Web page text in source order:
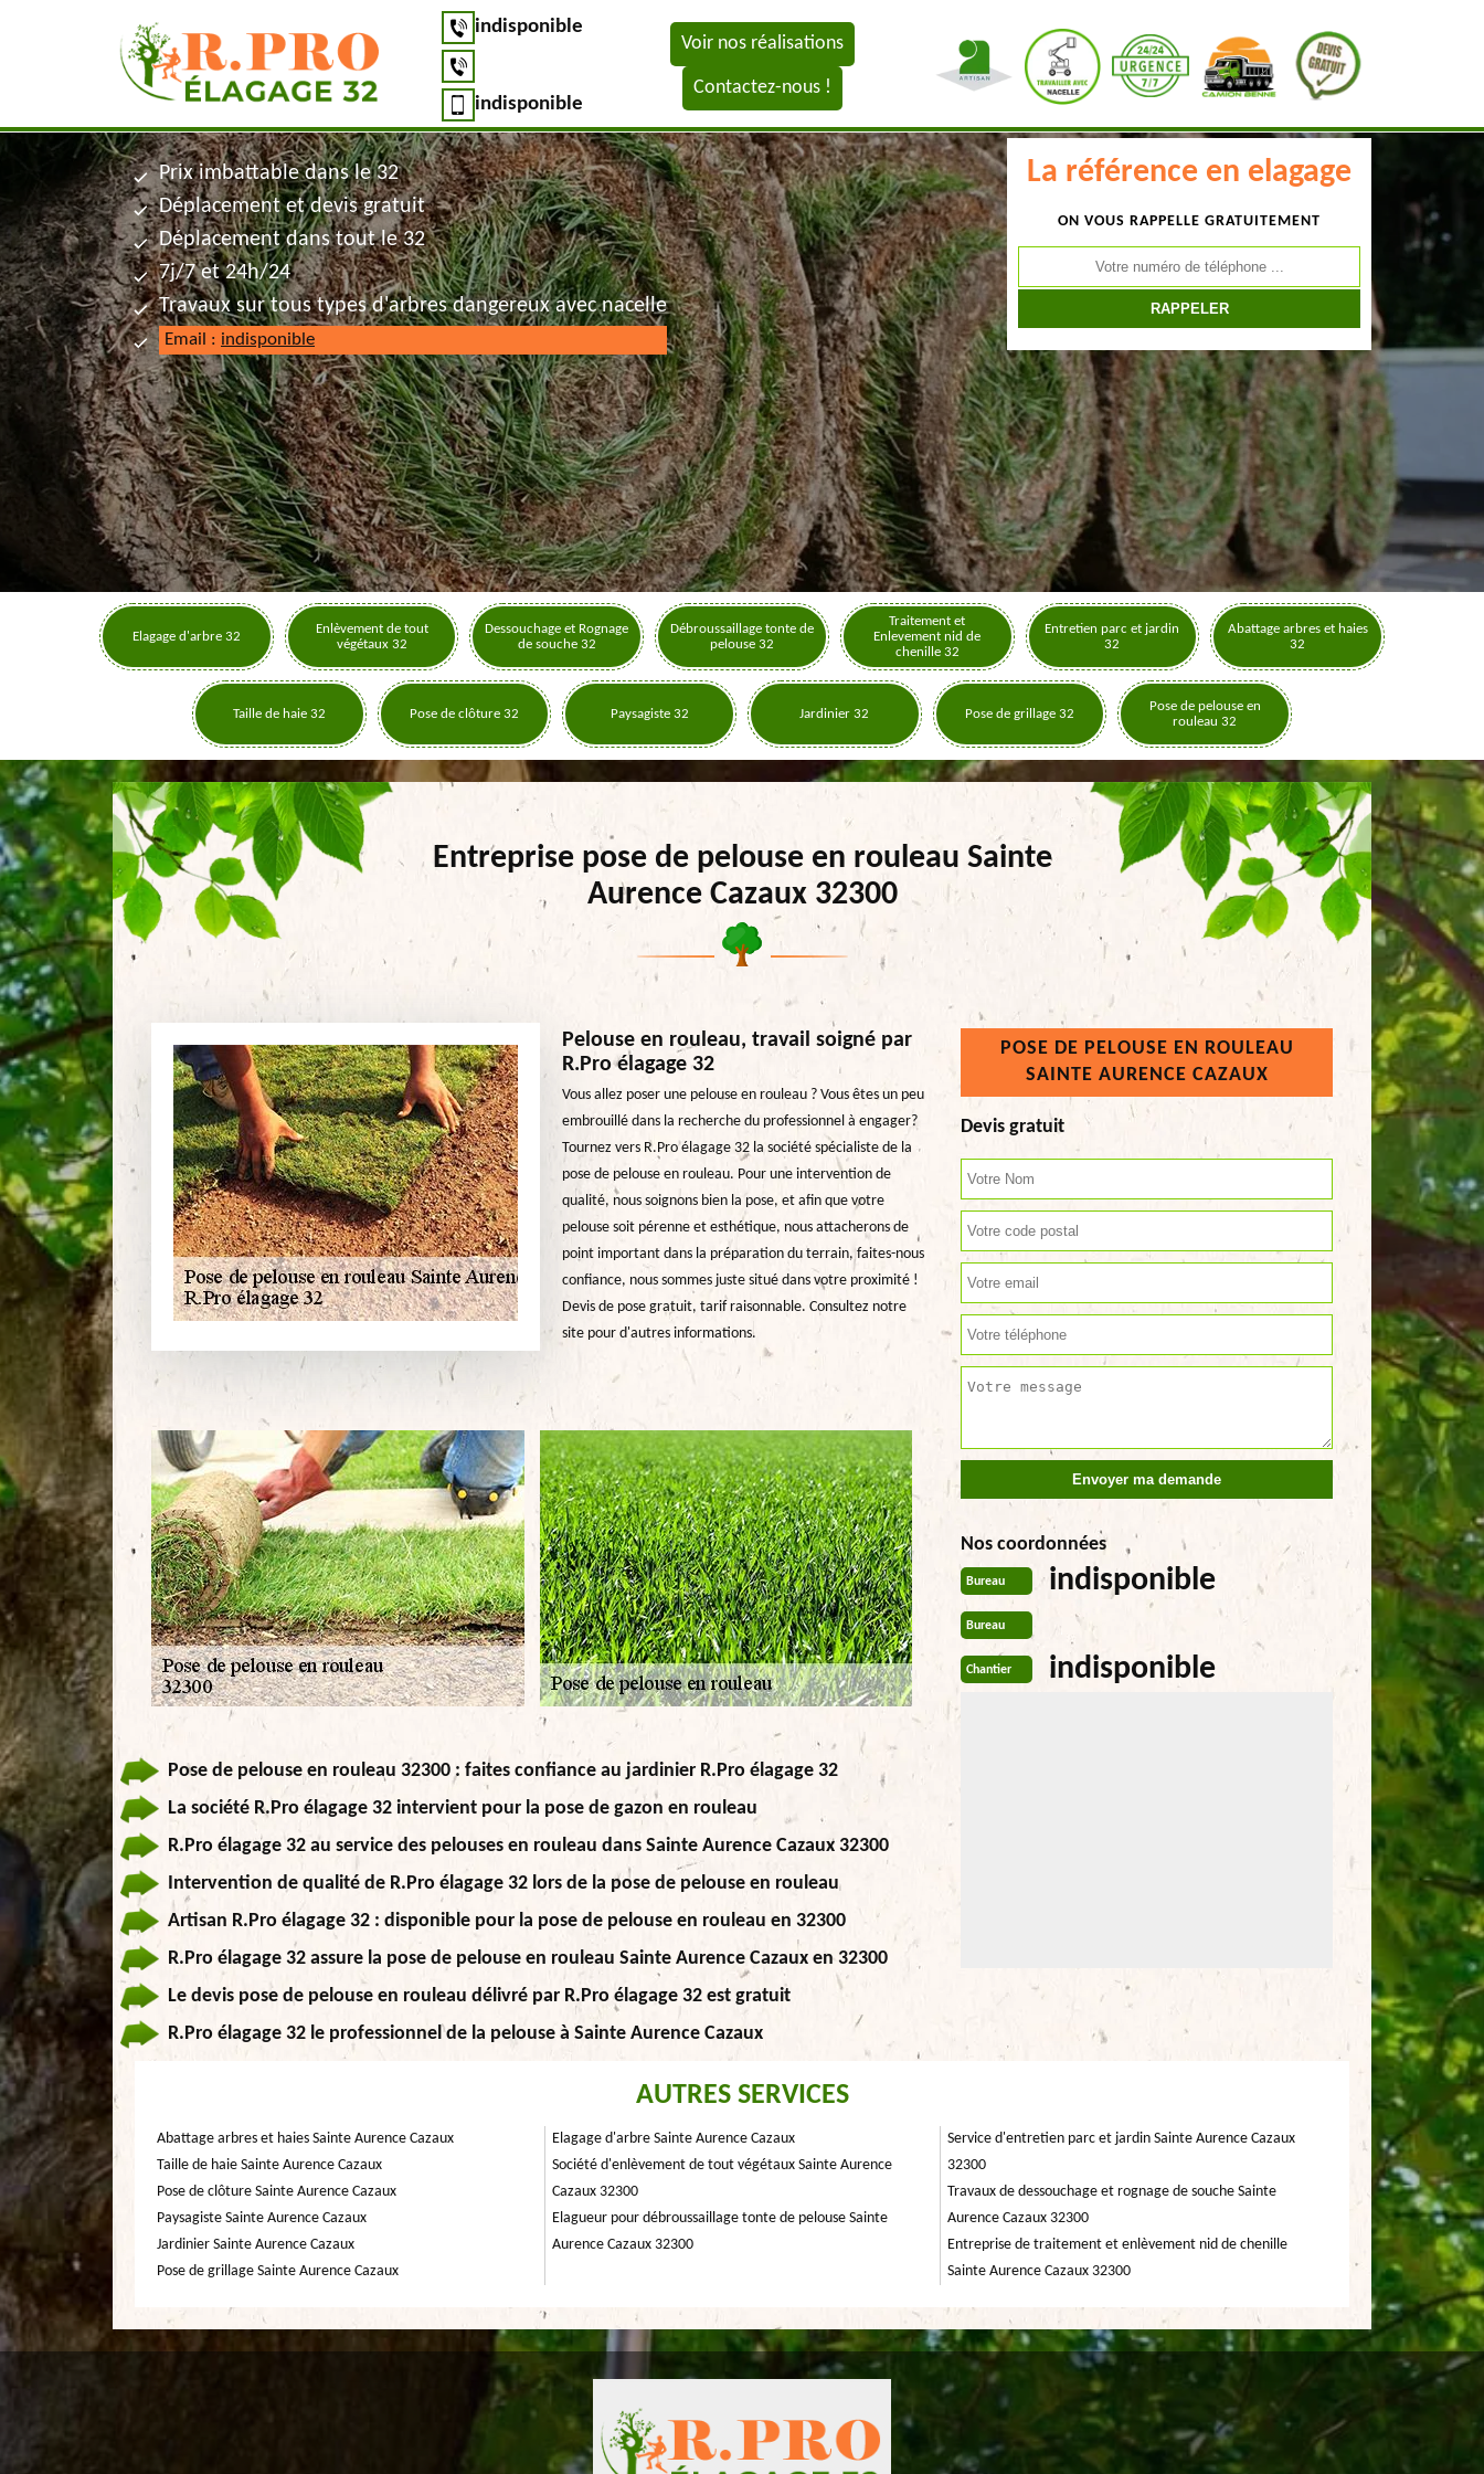
indisponible
indisponible
Voir nos réalisations
Contactez-nous !
La référence en elagage
ON VOUS RAPPELLE GRATUITEMENT
Prix imbattable dans le 32
Déplacement et devis gratuit
Déplacement dans tout le 32
7j/7 et 24h/24
Travaux sur tous types d'arbres dangereux avec nacelle
Email : indisponible
Elagage d'arbre 32
Enlèvement de tout
végétaux 32
Dessouchage et Rognage
de souche 32
Débroussaillage tonte de
pelouse 32
Traitement et
Enlevement nid de
chenille 32
Entretien parc et jardin
32
Abattage arbres et haies
32
Taille de haie 32 Pose de clôture 32 Paysagiste 32 Jardinier 32 Pose de grillage 32
Pose de pelouse en
rouleau 32
Entreprise pose de pelouse en rouleau Sainte
Aurence Cazaux 32300
Pelouse en rouleau, travail soigné par
R.Pro élagage 32
Vous allez poser une pelouse en rouleau ? Vous êtes un peu
embrouillé dans la recherche du professionnel à engager?
Tournez vers R.Pro élagage 32 la société spécialiste de la
pose de pelouse en rouleau. Pour une intervention de
qualité, nous soignons bien la pose, et afin que votre
pelouse soit pérenne et esthétique, nous attacherons de
point important dans la préparation du terrain, faites-nous
confiance, nous sommes juste situé dans votre proximité !
Devis de pose gratuit, tarif raisonnable. Consultez notre
site pour d'autres informations.
Pose de pelouse en rouleau 32300 : faites confiance au jardinier R.Pro élagage 32
La société R.Pro élagage 32 intervient pour la pose de gazon en rouleau
R.Pro élagage 32 au service des pelouses en rouleau dans Sainte Aurence Cazaux 32300
Intervention de qualité de R.Pro élagage 32 lors de la pose de pelouse en rouleau
Artisan R.Pro élagage 32 : disponible pour la pose de pelouse en rouleau en 32300
R.Pro élagage 32 assure la pose de pelouse en rouleau Sainte Aurence Cazaux en 32300
Le devis pose de pelouse en rouleau délivré par R.Pro élagage 32 est gratuit
R.Pro élagage 32 le professionnel de la pelouse à Sainte Aurence Cazaux
POSE DE PELOUSE EN ROULEAU
SAINTE AURENCE CAZAUX
Devis gratuit
Nos coordonnées
Bureau indisponible
Bureau
Chantier indisponible
AUTRES SERVICES
Abattage arbres et haies Sainte Aurence Cazaux
Taille de haie Sainte Aurence Cazaux
Pose de clôture Sainte Aurence Cazaux
Paysagiste Sainte Aurence Cazaux
Jardinier Sainte Aurence Cazaux
Pose de grillage Sainte Aurence Cazaux
Elagage d'arbre Sainte Aurence Cazaux
Société d'enlèvement de tout végétaux Sainte Aurence
Cazaux 32300
Elagueur pour débroussaillage tonte de pelouse Sainte
Aurence Cazaux 32300
Service d'entretien parc et jardin Sainte Aurence Cazaux
32300
Travaux de dessouchage et rognage de souche Sainte
Aurence Cazaux 32300
Entreprise de traitement et enlèvement nid de chenille
Sainte Aurence Cazaux 32300